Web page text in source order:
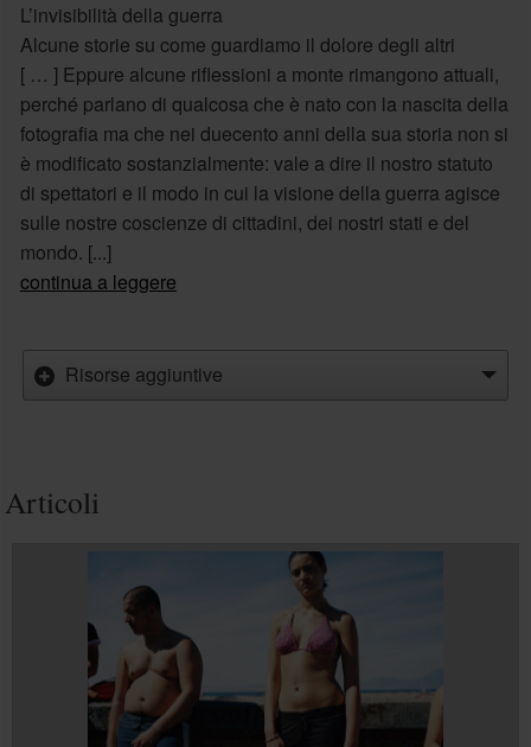
L’invisibilità della guerra
Alcune storie su come guardiamo il dolore degli altri
[ … ] Eppure alcune riflessioni a monte rimangono attuali,
perché parlano di qualcosa che è nato con la nascita della
fotografia ma che nei duecento anni della sua storia non si
è modificato sostanzialmente: vale a dire il nostro statuto
di spettatori e il modo in cui la visione della guerra agisce
sulle nostre coscienze di cittadini, dei nostri stati e del
mondo. [...]
continua a leggere
Risorse aggiuntive
Articoli